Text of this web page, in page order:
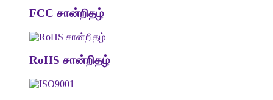
FCC சான்றிதழ்
RoHS சான்றிதழ்